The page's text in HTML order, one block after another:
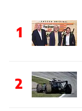
1
2